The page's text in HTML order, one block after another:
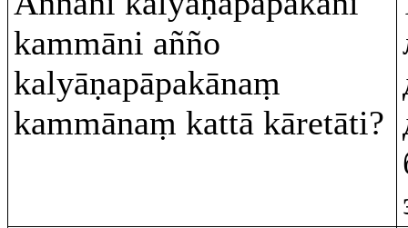
kammāni añño
kalyāṇapāpakānaṃ
kammānaṃ kattā kāretāti?